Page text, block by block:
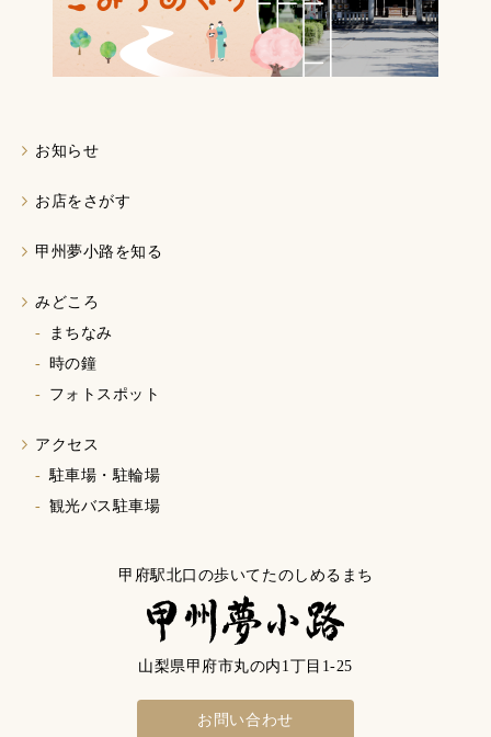
お知らせ
お店をさがす
甲州夢小路を知る
みどころ
まちなみ
時の鐘
フォトスポット
アクセス
駐車場・駐輪場
観光バス駐車場
山梨県甲府市丸の内1丁目1-25
お問い合わせ